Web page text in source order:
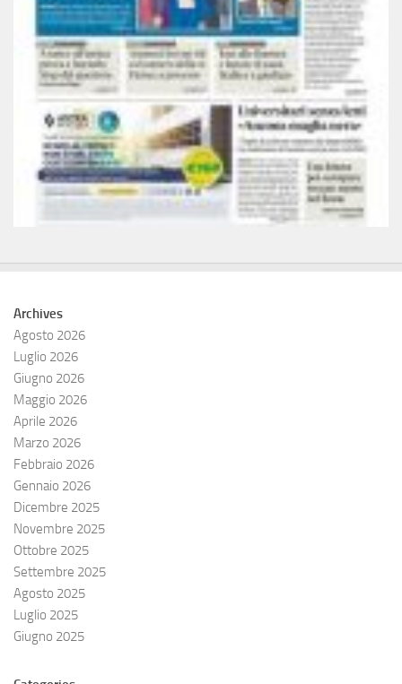
Archives
Agosto 2026
Luglio 2026
Giugno 2026
Maggio 2026
Aprile 2026
Marzo 2026
Febbraio 2026
Gennaio 2026
Dicembre 2025
Novembre 2025
Ottobre 2025
Settembre 2025
Agosto 2025
Luglio 2025
Giugno 2025